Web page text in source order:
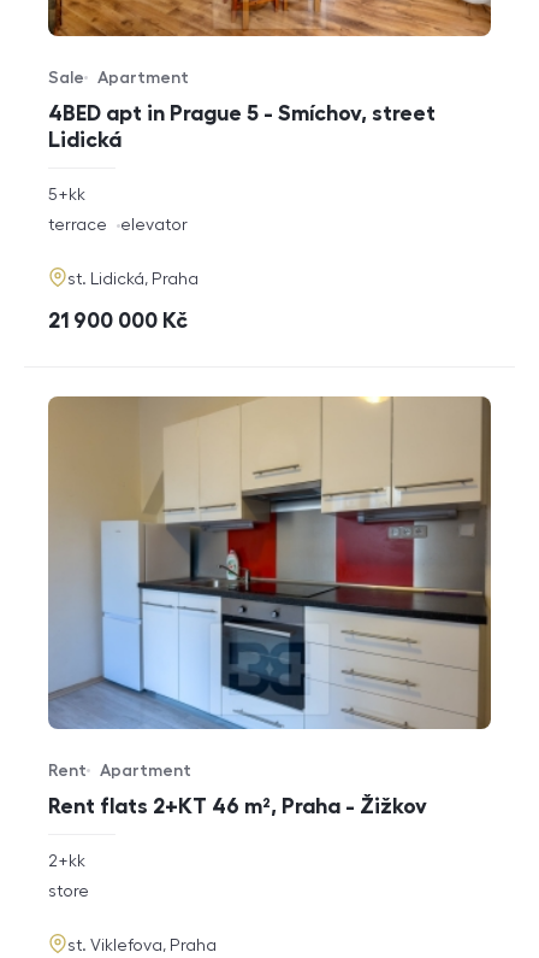
4BED apt in Prague 5 - Smíchov, street
Lidická
Offer type
Sale
Property type
Apartment
rozměry
5+kk
funkce
terrace elevator
adresa
st. Lidická, Praha
cena
21 900 000 Kč
Rent flats 2+KT 46 m², Praha - Žižkov
Offer type
Rent
Property type
Apartment
rozměry
2+kk
funkce
store
adresa
st. Viklefova, Praha